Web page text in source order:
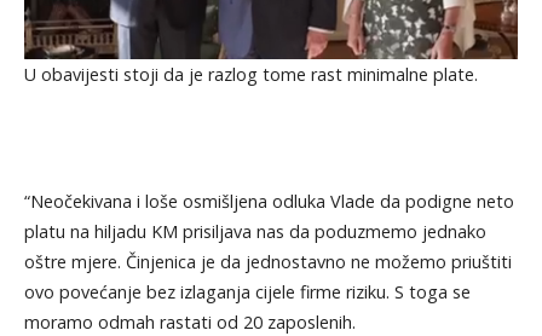
U obavijesti stoji da je razlog tome rast minimalne plate.
“Neočekivana i loše osmišljena odluka Vlade da podigne neto
platu na hiljadu KM prisiljava nas da poduzmemo jednako
oštre mjere. Činjenica je da jednostavno ne možemo priuštiti
ovo povećanje bez izlaganja cijele firme riziku. S toga se
moramo odmah rastati od 20 zaposlenih.